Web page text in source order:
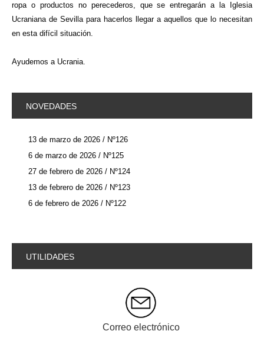
ropa o productos no perecederos, que se entregarán a la Iglesia
Ucraniana de Sevilla para hacerlos llegar a aquellos que lo necesitan
en esta difícil situación.
Ayudemos a Ucrania.
NOVEDADES
13 de marzo de 2026 / Nº126
6 de marzo de 2026 / Nº125
27 de febrero de 2026 / Nº124
13 de febrero de 2026 / Nº123
6 de febrero de 2026 / Nº122
UTILIDADES
Correo electrónico